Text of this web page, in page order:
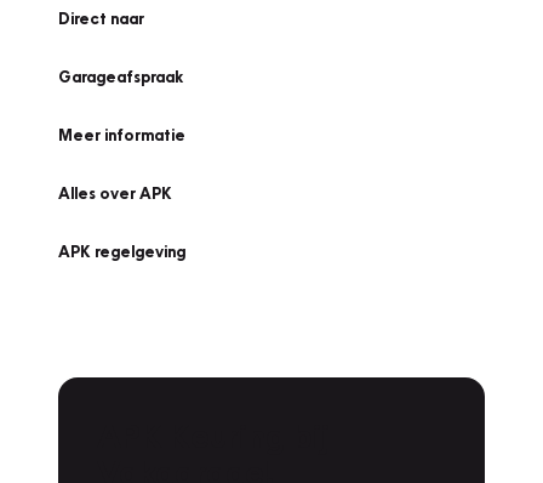
Direct naar
Garageafspraak
Meer informatie
Alles over APK
APK regelgeving